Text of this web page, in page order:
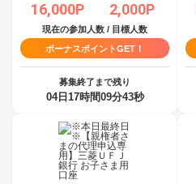
16,000P 2,000P
現在の参加人数 / 目標人数
ボーナスポイントGET！
募集終了まで残り
04日17時間09分42秒